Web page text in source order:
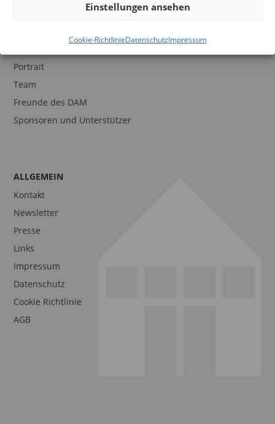
Einstellungen ansehen
Cookie-RichtlinieDatenschutzImpressum
Portrait
Team
Freunde des DAM
Sponsoren und Unterstützer
ALLGEMEIN
Kontakt
Newsletter
Presse
Links
Impressum
Datenschutz
Cookie Richtlinie
AGB